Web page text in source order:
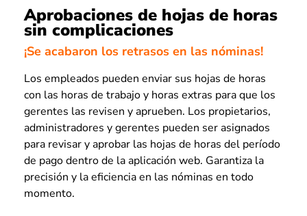
Aprobaciones de hojas de horas
sin complicaciones
¡Se acabaron los retrasos en las nóminas!
Los empleados pueden enviar sus hojas de horas
con las horas de trabajo y horas extras para que los
gerentes las revisen y aprueben. Los propietarios,
administradores y gerentes pueden ser asignados
para revisar y aprobar las hojas de horas del período
de pago dentro de la aplicación web. Garantiza la
precisión y la eficiencia en las nóminas en todo
momento.